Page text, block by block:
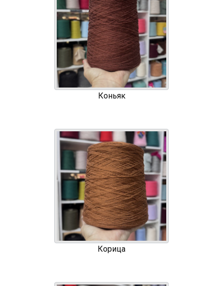
Коньяк
Корица